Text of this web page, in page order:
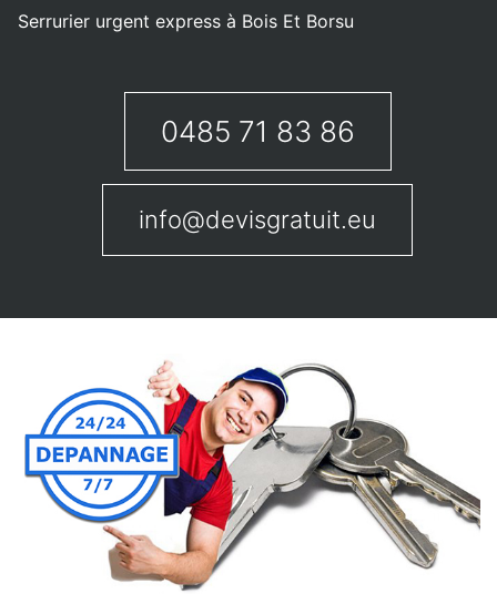
Serrurier urgent express à Bois Et Borsu
0485 71 83 86
info@devisgratuit.eu